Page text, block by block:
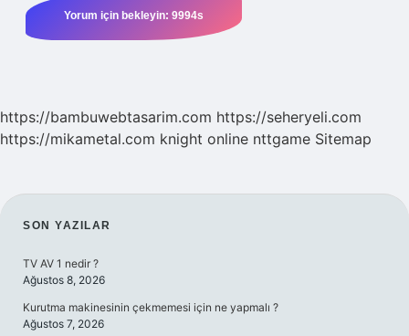
https://bambuwebtasarim.com https://seheryeli.com
https://mikametal.com knight online nttgame Sitemap
SIDEBAR
SON YAZILAR
TV AV 1 nedir ?
Ağustos 8, 2026
Kurutma makinesinin çekmemesi için ne yapmalı ?
Ağustos 7, 2026